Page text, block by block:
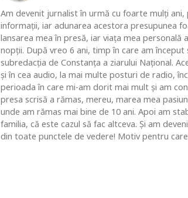
Am devenit jurnalist în urmă cu foarte mulţi
informaţii, iar adunarea acestora presupunea
lansarea mea în presă, iar viaţa mea
nopţii. După vreo 6 ani, timp în care am
subredacţia de Constanţa a ziarului Naţional.
şi în cea audio, la mai multe posturi de radio,
perioada în care mi-am dorit mai mult şi am
presa scrisă a rămas, mereu, marea mea
unde am rămas mai bine de 10 ani. Apoi am
familia, că este cazul să fac altceva. Şi am
din toate punctele de vedere! Motiv pentru care